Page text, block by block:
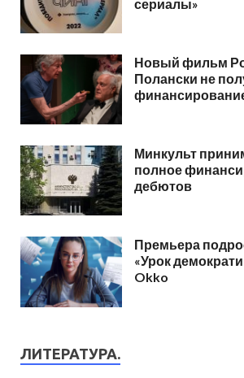
сериалы»
Новый фильм
Полански не
Минкульт
полное
дебютов
Премьера
«Урок
Okko
ЛИТЕРАТУРА.